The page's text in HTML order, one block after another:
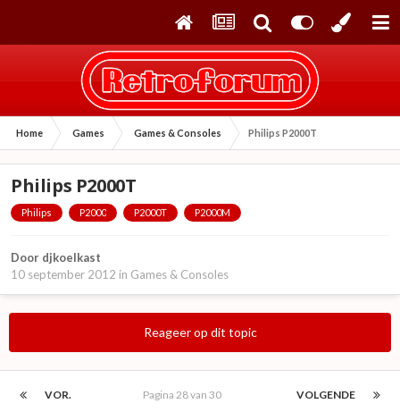
Home Games Games & Consoles Philips P2000T
Philips P2000T
Philips P2000 P2000T P2000M
Door djkoelkast
10 september 2012 in Games & Consoles
Reageer op dit topic
VOR. VOLGENDE
Pagina 28 van 30